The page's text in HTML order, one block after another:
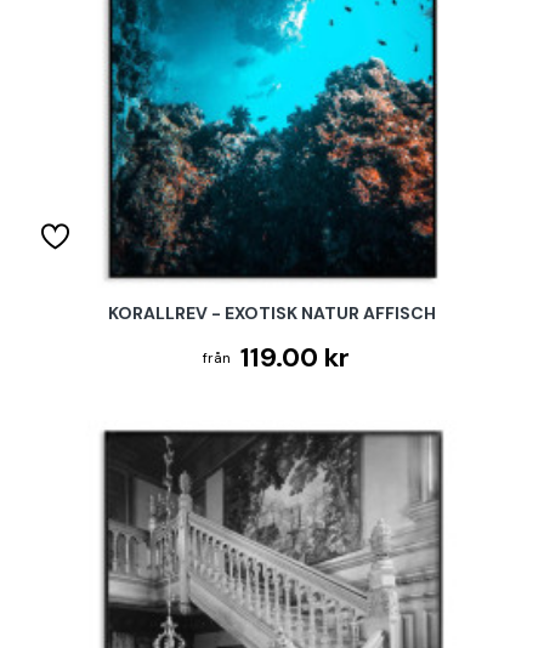
KORALLREV - EXOTISK NATUR AFFISCH
119.00 kr